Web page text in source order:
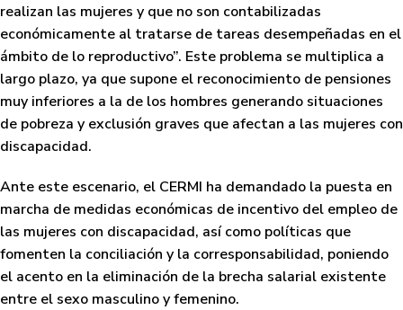
realizan las mujeres y que no son contabilizadas
económicamente al tratarse de tareas desempeñadas en el
ámbito de lo reproductivo”. Este problema se multiplica a
largo plazo, ya que supone el reconocimiento de pensiones
muy inferiores a la de los hombres generando situaciones
de pobreza y exclusión graves que afectan a las mujeres con
discapacidad.
Ante este escenario, el CERMI ha demandado la puesta en
marcha de medidas económicas de incentivo del empleo de
las mujeres con discapacidad, así como políticas que
fomenten la conciliación y la corresponsabilidad, poniendo
el acento en la eliminación de la brecha salarial existente
entre el sexo masculino y femenino.